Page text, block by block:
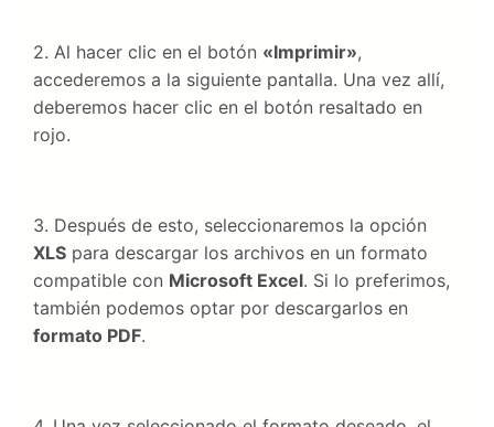
2. Al hacer clic en el botón «Imprimir»,
accederemos a la siguiente pantalla. Una vez allí,
deberemos hacer clic en el botón resaltado en
rojo.
3. Después de esto, seleccionaremos la opción
XLS para descargar los archivos en un formato
compatible con Microsoft Excel. Si lo preferimos,
también podemos optar por descargarlos en
formato PDF.